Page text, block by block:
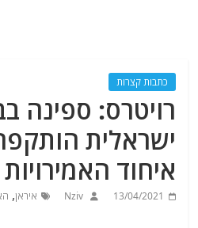
כתבות קצרות
רויטרס: ספינה
ישראלית
איחוד האמירויות
13/04/2021
Nziv איראן,